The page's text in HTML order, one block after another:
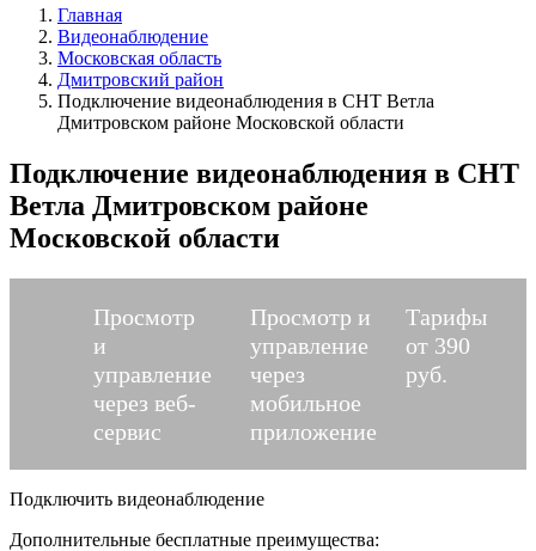
Главная
Видеонаблюдение
Московская область
Дмитровский район
Подключение видеонаблюдения в СНТ Ветла
Дмитровском районе Московской области
Подключение видеонаблюдения в СНТ
Ветла Дмитровском районе
Московской области
Просмотр
и
управление
через веб-
сервис
Просмотр и
управление
через
мобильное
приложение
Тарифы
от 390
руб.
Подключить видеонаблюдение
Дополнительные бесплатные преимущества: